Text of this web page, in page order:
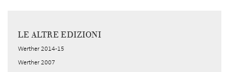
LE ALTRE EDIZIONI
Werther 2014-15
Werther 2007